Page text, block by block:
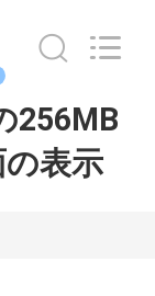
256MB
表示